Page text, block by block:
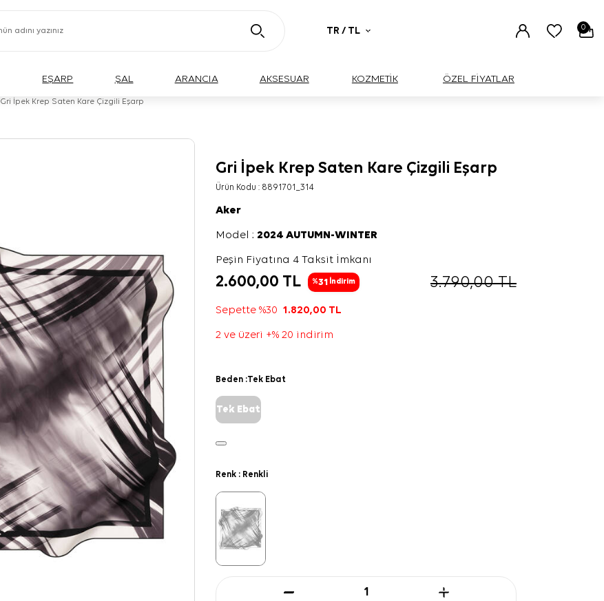
TR / TL 0
EŞARP ŞAL ARANCIA AKSESUAR KOZMETİK ÖZEL FİYATLAR
Gri İpek Krep Saten Kare Çizgili Eşarp
Gri İpek Krep Saten Kare Çizgili Eşarp
Ürün Kodu : 8891701_314
Aker
Model :2024 AUTUMN-WINTER
Peşin Fiyatına 4 Taksit İmkanı
2.600,00 TL %31 İndirim 3.790,00TL
Sepette %301.820,00 TL
2 ve üzeri +% 20 indirim
Beden :Tek Ebat
Tek Ebat
Renk : Renkli